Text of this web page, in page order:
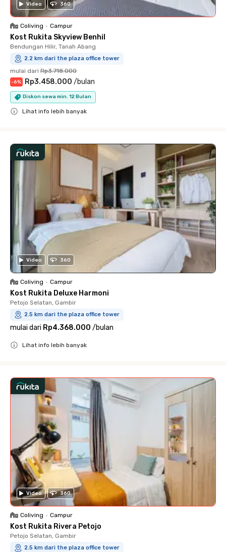
Video 360
Coliving • Campur
Kost Rukita Skyview Benhil
Bendungan Hilir, Tanah Abang
2.2 km dari the plaza office tower
mulai dari Rp3.718.000
-6% Rp3.458.000 /bulan
Diskon sewa min. 12 Bulan
Lihat info lebih banyak
Video 360
Coliving • Campur
Kost Rukita Deluxe Harmoni
Petojo Selatan, Gambir
2.5 km dari the plaza office tower
mulai dari Rp4.368.000 /bulan
Lihat info lebih banyak
Video 360
Coliving • Campur
Kost Rukita Rivera Petojo
Petojo Selatan, Gambir
2.5 km dari the plaza office tower